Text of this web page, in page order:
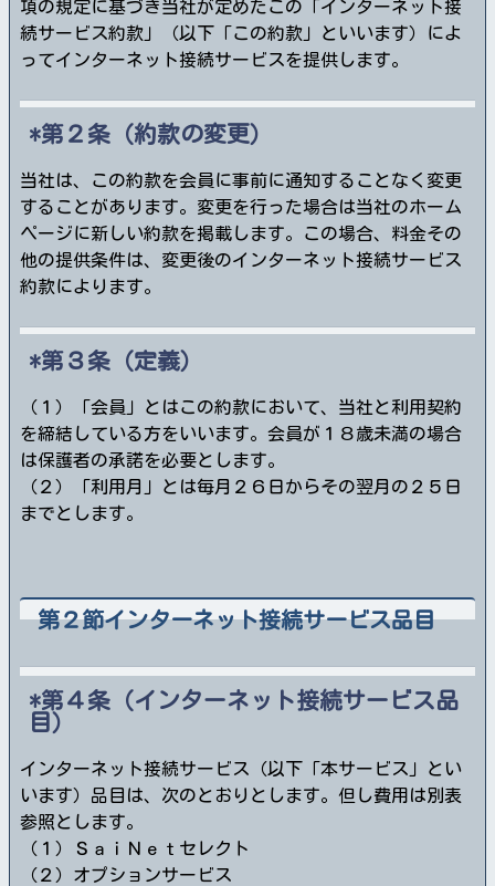
項の規定に基づき当社が定めたこの「インターネット接
続サービス約款」（以下「この約款」といいます）によ
ってインターネット接続サービスを提供します。
第２条（約款の変更）
当社は、この約款を会員に事前に通知することなく変更
することがあります。変更を行った場合は当社のホーム
ページに新しい約款を掲載します。この場合、料金その
他の提供条件は、変更後のインターネット接続サービス
約款によります。
第３条（定義）
（１）「会員」とはこの約款において、当社と利用契約
を締結している方をいいます。会員が１８歳未満の場合
は保護者の承諾を必要とします。
（２）「利用月」とは毎月２６日からその翌月の２５日
までとします。
第２節インターネット接続サービス品目
第４条（インターネット接続サービス品
目）
インターネット接続サービス（以下「本サービス」とい
います）品目は、次のとおりとします。但し費用は別表
参照とします。
（１）ＳａｉＮｅｔセレクト
（２）オプションサービス